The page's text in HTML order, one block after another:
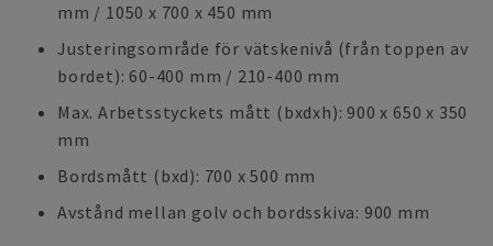
mm / 1050 x 700 x 450 mm
Justeringsområde för vätskenivå (från toppen av
bordet): 60-400 mm / 210-400 mm
Max. Arbetsstyckets mått (bxdxh): 900 x 650 x 350
mm
Bordsmått (bxd): 700 x 500 mm
Avstånd mellan golv och bordsskiva: 900 mm